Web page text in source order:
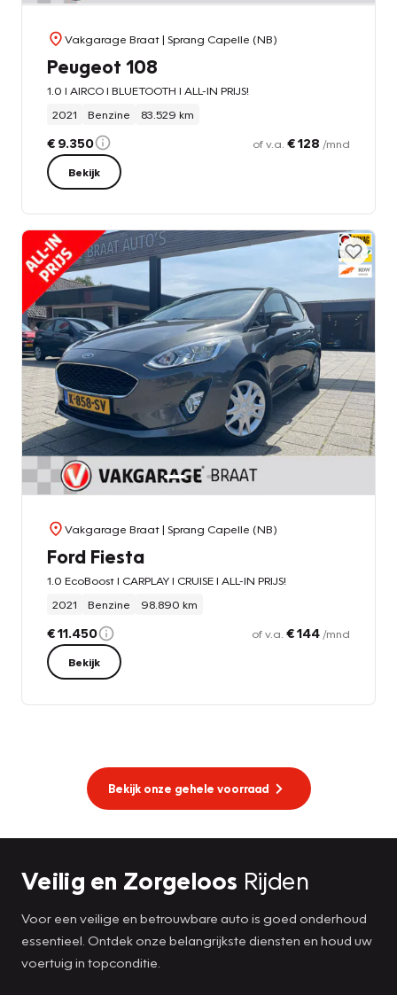
Vakgarage Braat| Sprang Capelle (NB)
Peugeot 108
1.0 l AIRCO l BLUETOOTH l ALL-IN PRIJS!
2021
Benzine 83.529 km
€ 9.350 of v.a. € 128 /mnd
Bekijk
Vakgarage Braat| Sprang Capelle (NB)
Ford Fiesta
1.0 EcoBoost l CARPLAY l CRUISE l ALL-IN PRIJS!
2021
Benzine 98.890 km
€ 11.450 of v.a. € 144 /mnd
Bekijk
Bekijk onze gehele voorraad
Veilig en Zorgeloos Rijden
Voor een veilige en betrouwbare auto is goed onderhoud
essentieel. Ontdek onze belangrijkste diensten en houd uw
voertuig in topconditie.